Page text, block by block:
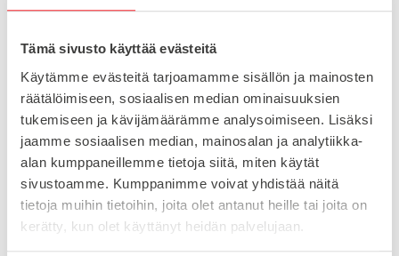
Tämä sivusto käyttää evästeitä
Käytämme evästeitä tarjoamamme sisällön ja mainosten
räätälöimiseen, sosiaalisen median ominaisuuksien
tukemiseen ja kävijämäärämme analysoimiseen. Lisäksi
jaamme sosiaalisen median, mainosalan ja analytiikka-
alan kumppaneillemme tietoja siitä, miten käytät
sivustoamme. Kumppanimme voivat yhdistää näitä
tietoja muihin tietoihin, joita olet antanut heille tai joita on
kerätty, kun olet käyttänyt heidän palvelujaan.
Yli 1900mm toimitus 50€ ja yli 3000mm toimitus 150€
Tuotenumero
095K4040F08
Osasto
MATERIAALI
muovi
MYYNTIERÄ
1
URA
8